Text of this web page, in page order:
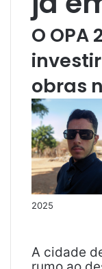
O OPA
obras
2025
A cidade